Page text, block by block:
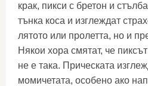
крак, пикси с бретон и
тънка коса и изглеждат
лятото или пролетта, но и
Някои хора смятат, че
не е така. Прическата
момичетата, особено ако